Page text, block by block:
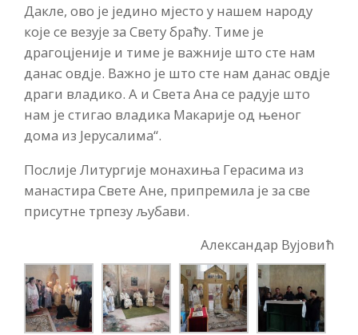
Дакле, ово је једино мјесто у нашем народу
које се везује за Свету браћу. Тиме је
драгоцјеније и тиме је важније што сте нам
данас овдје. Важно је што сте нам данас овдје
драги владико. А и Света Ана се радује што
нам је стигао владика Макарије од њеног
дома из Јерусалима“.
Послије Литургије монахиња Герасима из
манастира Свете Ане, припремила је за све
присутне трпезу љубави.
Александар Вујовић